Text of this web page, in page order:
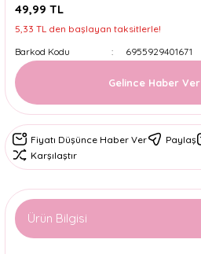
49,99 TL
5,33 TL den başlayan taksitlerle!
Barkod Kodu
6955929401671
Gelince Haber Ver
Fiyatı Düşünce Haber Ver Paylaş
Karşılaştır
Ürün Bilgisi